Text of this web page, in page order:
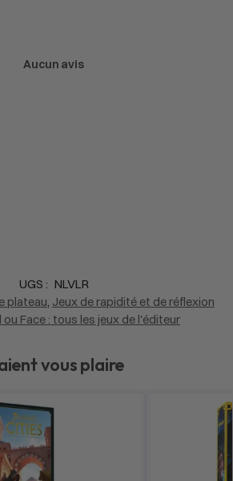
Aucun avis
UGS : NLVLR
plateau Jeux de rapidité et de réflexion
ou Face : tous les jeux de l'éditeur
vous plaire